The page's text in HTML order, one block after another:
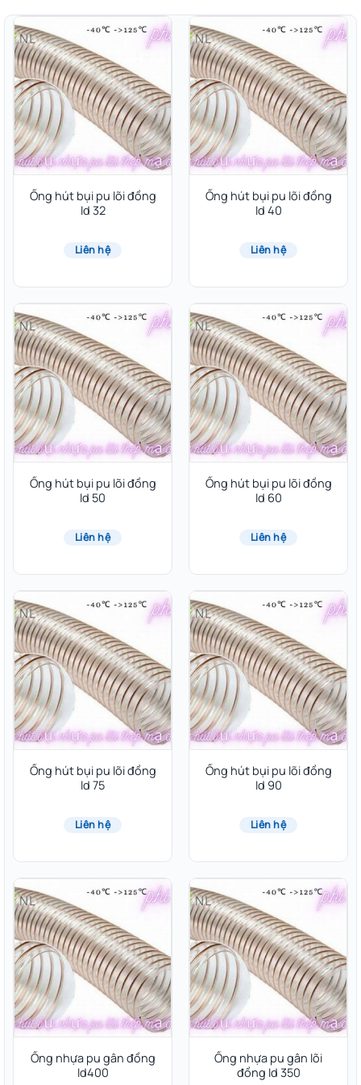
Ống hút bụi pu lõi đồng
Id 32
Liên hệ
Ống hút bụi pu lõi đồng
Id 40
Liên hệ
Ống hút bụi pu lõi đồng
Id 50
Liên hệ
Ống hút bụi pu lõi đồng
Id 60
Liên hệ
Ống hút bụi pu lõi đồng
Id 75
Liên hệ
Ống hút bụi pu lõi đồng
Id 90
Liên hệ
Ống nhựa pu gân đồng
Id400
Ống nhựa pu gân lõi
đồng Id 350